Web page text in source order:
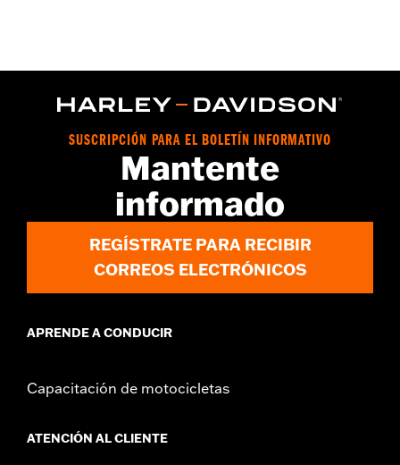
Colección:Live to Ride
d.com/warrantypara más información
SUSCRIPCIÓN PARA EL BOLETÍN INFORMATIVO
Mantente
informado
REGÍSTRATE PARA RECIBIR
CORREOS ELECTRÓNICOS
APRENDE A CONDUCIR
Capacitación de motocicletas
ATENCIÓN AL CLIENTE